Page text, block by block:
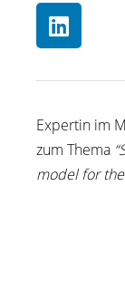
Expertin im
zum Thema
model for